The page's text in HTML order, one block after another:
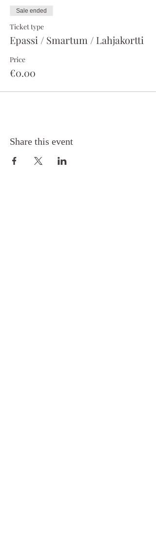
Sale ended
Ticket type
Epassi / Smartum / Lahjakortti
Price
€0.00
Share this event